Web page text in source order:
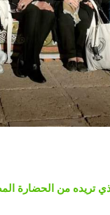
تريده من الحضارة